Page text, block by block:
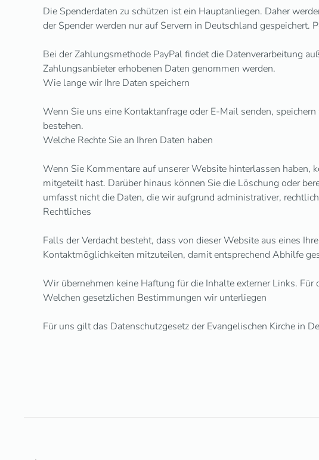
Die Spenderdaten zu schützen ist ein Hauptanliegen. Daher
der Spender werden nur auf Servern in Deutschland
Bei der Zahlungsmethode PayPal findet die Datenverarbeitung
Zahlungsanbieter erhobenen Daten genommen werden.
Wie lange wir Ihre Daten speichern
Wenn Sie uns eine Kontaktanfrage oder E-Mail senden,
bestehen.
Welche Rechte Sie an Ihren Daten haben
Wenn Sie Kommentare auf unserer Website hinterlassen haben,
mitgeteilt hast. Darüber hinaus können Sie die Löschung oder
umfasst nicht die Daten, die wir aufgrund administrativer,
Rechtliches
Falls der Verdacht besteht, dass von dieser Website aus eines
Kontaktmöglichkeiten mitzuteilen, damit entsprechend Abhilfe
Wir übernehmen keine Haftung für die Inhalte externer Links.
Welchen gesetzlichen Bestimmungen wir unterliegen
Für uns gilt das Datenschutzgesetz der Evangelischen Kirche in